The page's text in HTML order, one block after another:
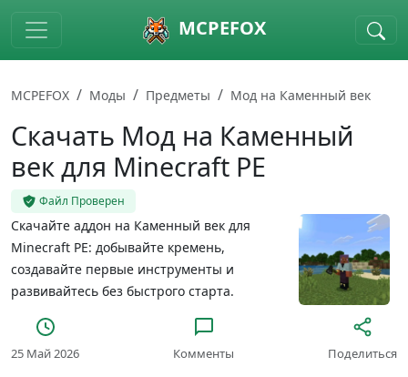
Skip to main content MCPEFOX
MCPEFOX Моды Предметы Мод на Каменный век
Скачать Мод на Каменный
век для Minecraft PE
Файл Проверен
Скачайте аддон на Каменный век для
Minecraft PE: добывайте кремень,
создавайте первые инструменты и
развивайтесь без быстрого старта.
25 Май 2026 Комменты Поделиться